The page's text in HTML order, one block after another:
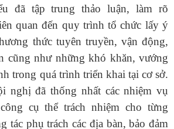
đã tập trung thảo luận, làm rõ
quan đến quy trình tổ chức lấy ý
thức tuyên truyền, vận động,
cũng như những khó khăn, vướng
trong quá trình triển khai tại cơ sở.
nghị đã thống nhất các nhiệm vụ
cụ thể trách nhiệm cho từng
tác phụ trách các địa bàn, bảo đảm